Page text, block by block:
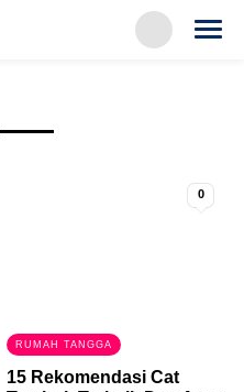
0
RUMAH TANGGA
15 Rekomendasi Cat